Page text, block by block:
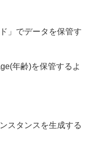
」でデータを保管す
年齢)を保管するよ
スタンスを生成する